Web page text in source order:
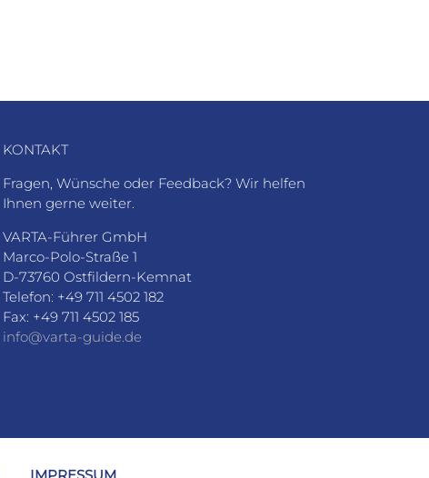
KONTAKT
Fragen, Wünsche oder Feedback? Wir helfen
Ihnen gerne weiter.
VARTA-Führer GmbH
Marco-Polo-Straße 1
D-73760 Ostfildern-Kemnat
Telefon: +49 711 4502 182
Fax: +49 711 4502 185
info@varta-guide.de